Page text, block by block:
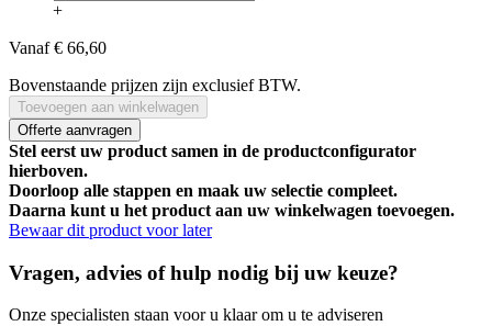
+
Vanaf € 66,60
Bovenstaande prijzen zijn exclusief BTW.
Toevoegen aan winkelwagen
Offerte aanvragen
Stel eerst uw product samen in de productconfigurator
hierboven.
Doorloop alle stappen en maak uw selectie compleet.
Daarna kunt u het product aan uw winkelwagen toevoegen.
Bewaar dit product voor later
Vragen, advies of hulp nodig bij uw keuze?
Onze specialisten staan voor u klaar om u te adviseren